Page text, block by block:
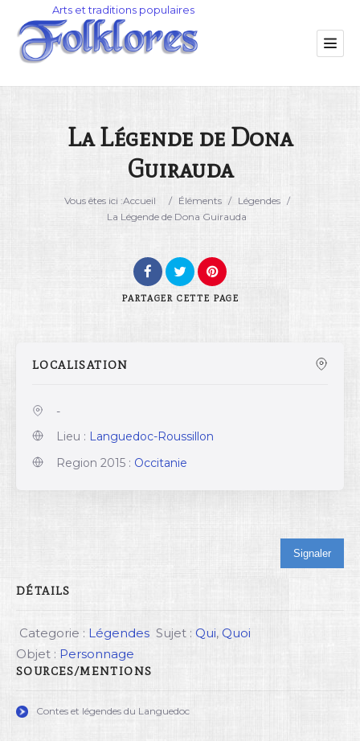
La Légende de Dona
Guirauda
Vous êtes ici :Accueil / Éléments / Légendes /
La Légende de Dona Guirauda
PARTAGER CETTE PAGE
LOCALISATION
-
Lieu : Languedoc-Roussillon
Region 2015 : Occitanie
Signaler
DÉTAILS
Categorie : Légendes Sujet : Qui, Quoi
Objet : Personnage
SOURCES/MENTIONS
Contes et légendes du Languedoc